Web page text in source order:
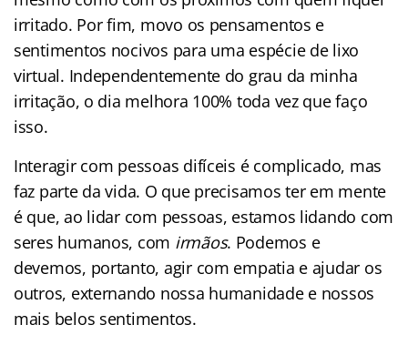
irritado. Por fim, movo os pensamentos e
sentimentos nocivos para uma espécie de lixo
virtual. Independentemente do grau da minha
irritação, o dia melhora 100% toda vez que faço
isso.
Interagir com pessoas difíceis é complicado, mas
faz parte da vida. O que precisamos ter em mente
é que, ao lidar com pessoas, estamos lidando com
seres humanos, com irmãos. Podemos e
devemos, portanto, agir com empatia e ajudar os
outros, externando nossa humanidade e nossos
mais belos sentimentos.